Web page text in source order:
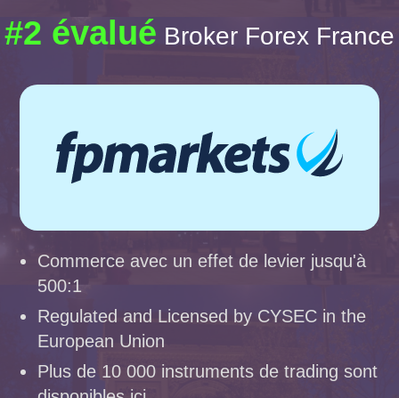
#2 évalué Broker Forex France
Commerce avec un effet de levier jusqu'à
500:1
Regulated and Licensed by CYSEC in the
European Union
Plus de 10 000 instruments de trading sont